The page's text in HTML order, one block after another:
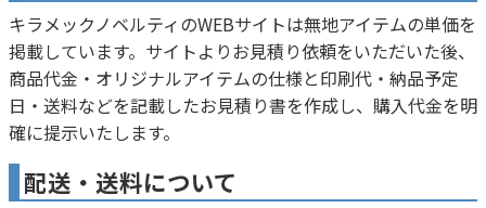
キラメックノベルティのWEBサイトは無地アイテムの単価を
掲載しています。サイトよりお見積り依頼をいただいた後、
商品代金・オリジナルアイテムの仕様と印刷代・納品予定
日・送料などを記載したお見積り書を作成し、購入代金を明
確に提示いたします。
配送・送料について